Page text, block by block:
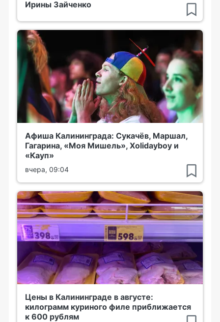
Ирины Зайченко
Афиша Калининграда: Сукачёв, Маршал,
Гагарина, «Моя Мишель», Xolidayboy и
«Кауп»
вчера, 09:04
Цены в Калининграде в августе:
килограмм куриного филе приближается
к 600 рублям